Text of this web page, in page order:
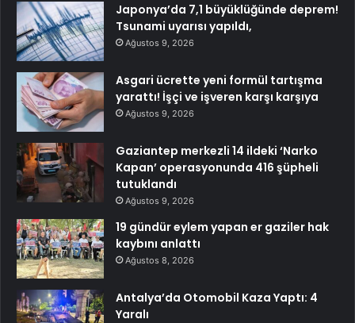
Japonya’da 7,1 büyüklüğünde deprem!
Tsunami uyarısı yapıldı,
Ağustos 9, 2026
Asgari ücrette yeni formül tartışma
yarattı! İşçi ve işveren karşı karşıya
Ağustos 9, 2026
Gaziantep merkezli 14 ildeki ‘Narko
Kapan’ operasyonunda 416 şüpheli
tutuklandı
Ağustos 9, 2026
19 gündür eylem yapan er gaziler hak
kaybını anlattı
Ağustos 8, 2026
Antalya’da Otomobil Kaza Yaptı: 4
Yaralı